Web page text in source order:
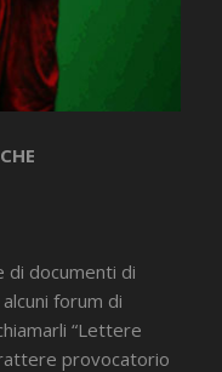
di documenti di
forum di
“Lettere
provocatorio